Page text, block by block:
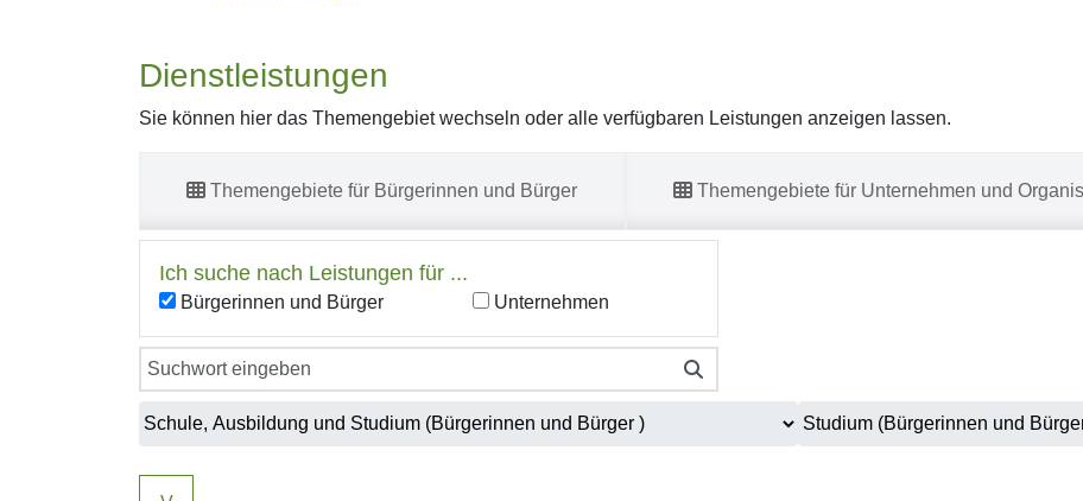
Dienstleistungen
Sie können hier das Themengebiet wechseln oder alle verfügbaren Leistungen anzeigen lassen.
Themengebiete für Bürgerinnen und Bürger Themengebiete für Unternehmen und
Ich suche nach Leistungen für ...
Bürgerinnen und Bürger Unternehmen